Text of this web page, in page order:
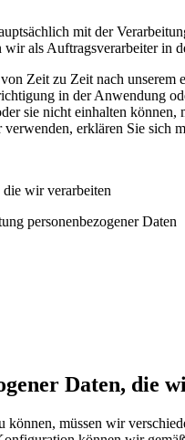
mit der
als Auftragsverarbeiter in
Zeit zu Zeit nach
in der Anwendung
sie nicht einhalten
erklären Sie sich
die wir verarbeiten
personenbezogener Daten
Daten, die
müssen wir